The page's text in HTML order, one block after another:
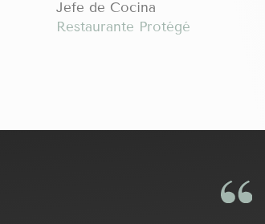
Jefe de Cocina
Restaurante Protégé